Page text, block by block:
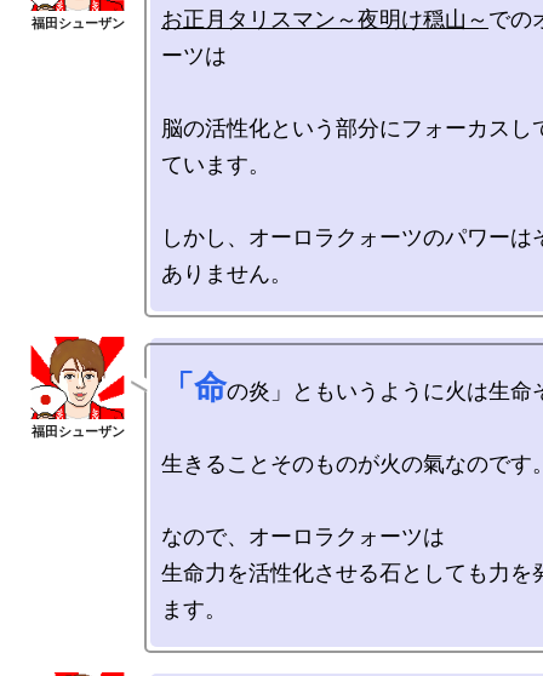
お正月タリスマン～夜明け穏山～ での
ーツは
脳の活性化という部分にフォーカスし
ています。
しかし、オーロラクォーツのパワーは
「命の炎」ともいうように火は生命
生きることそのものが火の氣なのです
なので、オーロラクォーツは
生命力を活性化させる石としても力を